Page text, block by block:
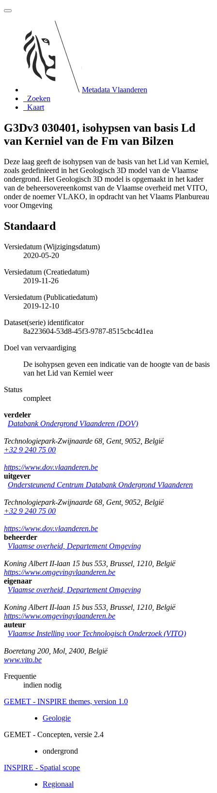
Metadata Vlaanderen
Zoeken
Kaart
G3Dv3 030401, isohypsen van basis Ld
van Kerniel van de Fm van Bilzen
Deze laag geeft de isohypsen van de basis van het Lid van Kerniel,
zoals gedefinieerd in het Geologisch 3D model van de Vlaamse
ondergrond. Het Geologisch 3D model is opgemaakt in het kader
van de beheersovereenkomst van de Vlaamse overheid met VITO,
onder de noemer VLAKO, in opdracht van het Vlaams Planbureau
voor Omgeving
Standaard
Versiedatum (Wijzigingsdatum)
2020-05-20
Versiedatum (Creatiedatum)
2019-11-26
Versiedatum (Publicatiedatum)
2019-12-10
Dataset(serie) identificator
8a223604-53d8-45f3-9787-8515cbc4d1ea
Doel van vervaardiging
De isohypsen geven een indicatie van de hoogte van de basis
van het Lid van Kerniel weer
Status
compleet
verdeler
Databank Ondergrond Vlaanderen (DOV)
Technologiepark-Zwijnaarde 68 Gent, 9052 België
+32 9 240 75 00
https://www.dov.vlaanderen.be
uitgever
Ondersteunend Centrum Databank Ondergrond Vlaanderen
Technologiepark-Zwijnaarde 68 Gent, 9052 België
+32 9 240 75 00
https://www.dov.vlaanderen.be
beheerder
Vlaamse overheid, Departement Omgeving
Koning Albert II-laan 15 bus 553 Brussel 1210 België
https://www.omgevingvlaanderen.be
eigenaar
Vlaamse overheid, Departement Omgeving
Koning Albert II-laan 15 bus 553 Brussel 1210 België
https://www.omgevingvlaanderen.be
auteur
Vlaamse Instelling voor Technologisch Onderzoek (VITO)
Boeretang 200 Mol 2400 België
www.vito.be
Frequentie
indien nodig
GEMET - INSPIRE themes, version 1.0
Geologie
GEMET - Concepten, versie 2.4
ondergrond
INSPIRE - Spatial scope
Regionaal